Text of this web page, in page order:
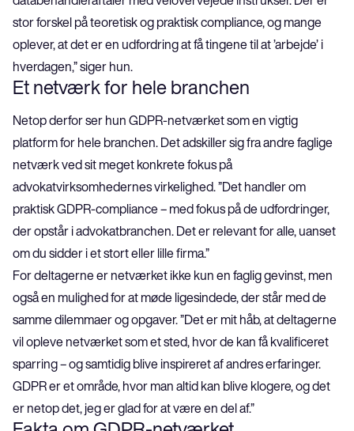
stor forskel på teoretisk og praktisk compliance, og mange
oplever, at det er en udfordring at få tingene til at ’arbejde’ i
hverdagen,” siger hun.
Et netværk for hele branchen
Netop derfor ser hun GDPR-netværket som en vigtig
platform for hele branchen. Det adskiller sig fra andre faglige
netværk ved sit meget konkrete fokus på
advokatvirksomhedernes virkelighed. ”Det handler om
praktisk GDPR-compliance – med fokus på de udfordringer,
der opstår i advokatbranchen. Det er relevant for alle, uanset
om du sidder i et stort eller lille firma.”
For deltagerne er netværket ikke kun en faglig gevinst, men
også en mulighed for at møde ligesindede, der står med de
samme dilemmaer og opgaver. ”Det er mit håb, at deltagerne
vil opleve netværket som et sted, hvor de kan få kvalificeret
sparring – og samtidig blive inspireret af andres erfaringer.
GDPR er et område, hvor man altid kan blive klogere, og det
er netop det, jeg er glad for at være en del af.”